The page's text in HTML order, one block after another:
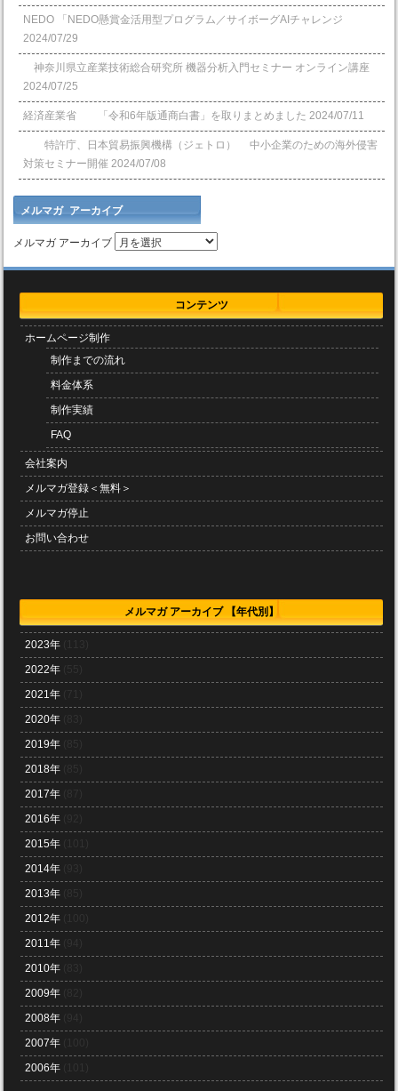
NEDO 「NEDO懸賞⾦活⽤型プログラム／サイボーグAIチャレンジ
2024/07/29
神奈川県立産業技術総合研究所 機器分析入門セミナー オンライン講座
2024/07/25
経済産業省 「令和6年版通商白書」を取りまとめました 2024/07/11
特許庁、日本貿易振興機構（ジェトロ） 中小企業のための海外侵害
対策セミナー開催 2024/07/08
メルマガ アーカイブ
メルマガ アーカイブ
コンテンツ
ホームページ制作
制作までの流れ
料金体系
制作実績
FAQ
会社案内
メルマガ登録＜無料＞
メルマガ停止
お問い合わせ
メルマガ アーカイブ 【年代別】
2023年
2022年
2021年
2020年
2019年
2018年
2017年
2016年
2015年
2014年
2013年
2012年
2011年
2010年
2009年
2008年
2007年
2006年